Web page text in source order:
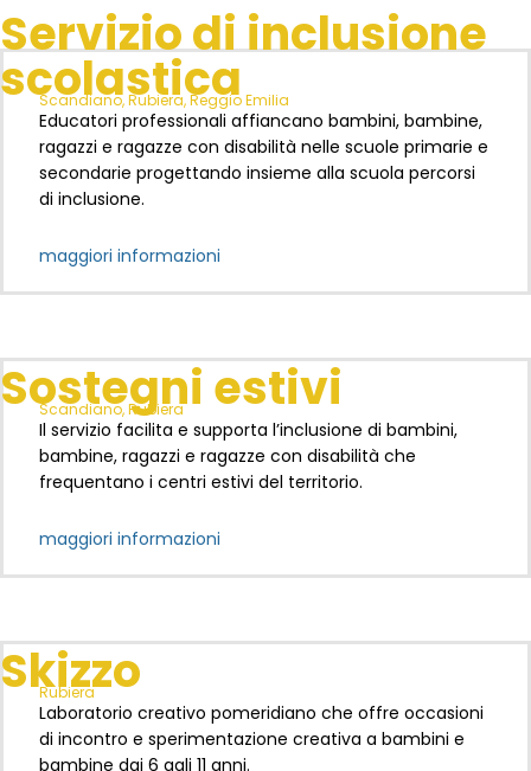
Servizio di inclusione
scolastica
Scandiano, Rubiera, Reggio Emilia
Educatori professionali affiancano bambini, bambine,
ragazzi e ragazze con disabilità nelle scuole primarie e
secondarie progettando insieme alla scuola percorsi
di inclusione.
maggiori informazioni
Sostegni estivi
Scandiano, Rubiera
Il servizio facilita e supporta l’inclusione di bambini,
bambine, ragazzi e ragazze con disabilità che
frequentano i centri estivi del territorio.
maggiori informazioni
Skizzo
Rubiera
Laboratorio creativo pomeridiano che offre occasioni
di incontro e sperimentazione creativa a bambini e
bambine dai 6 agli 11 anni.